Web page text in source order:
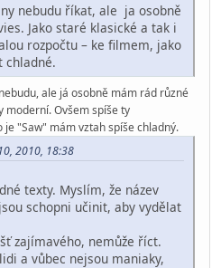
nebudu říkat, ale ja osobně
Jako staré klasické a tak i
rozpočtu – ke filmem, jako
chladné.
ale já osobně mám rád různé
moderní. Ovšem spíše ty
"Saw" mám vztah spíše chladný.
2010, 18:38
texty. Myslím, že název
schopni učinit, aby vydělat
zajímavého, nemůže říct.
a vůbec nejsou maniaky,